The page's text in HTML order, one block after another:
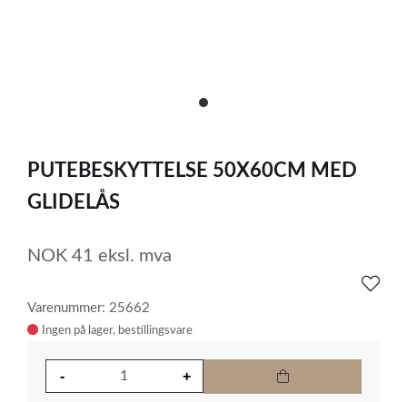
item
of
1
PUTEBESKYTTELSE 50X60CM MED
GLIDELÅS
NOK 41 eksl. mva
Varenummer: 25662
Ingen på lager